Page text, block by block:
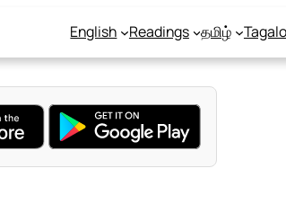
English Readings தமிழ்